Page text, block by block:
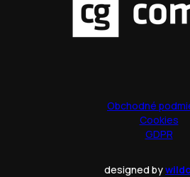
Obchodné
Cookies
GDPR
designed by